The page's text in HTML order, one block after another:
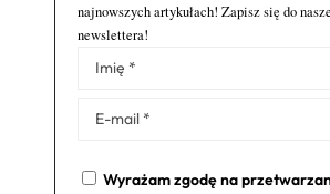
najnowszych artykułach! Zapisz się do
newslettera!
Wyrażam zgodę na
Alternative: